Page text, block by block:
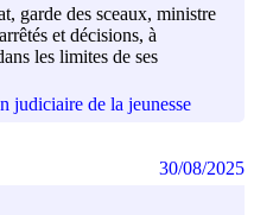
garde des sceaux, ministre
et décisions, à
les limites de ses
judiciaire de la jeunesse
30/08/2025